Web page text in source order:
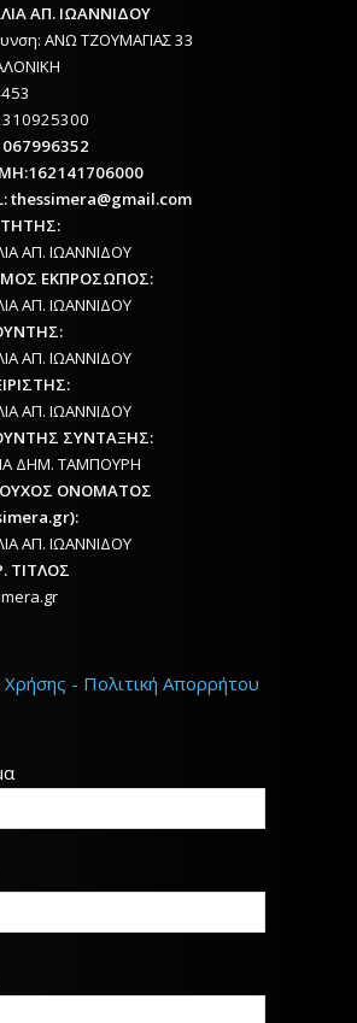
ΑΠ. ΙΩΑΝΝΙΔΟΥ
ΑΝΩ ΤΖΟΥΜΑΓΙΑΣ 33
thessimera@gmail.com
ΑΠ. ΙΩΑΝΝΙΔΟΥ
ΕΚΠΡΟΣΩΠΟΣ:
ΑΠ. ΙΩΑΝΝΙΔΟΥ
ΑΠ. ΙΩΑΝΝΙΔΟΥ
ΑΠ. ΙΩΑΝΝΙΔΟΥ
ΣΥΝΤΑΞΗΣ:
ΔΗΜ. ΤΑΜΠΟΥΡΗ
ΟΝΟΜΑΤΟΣ
ΑΠ. ΙΩΑΝΝΙΔΟΥ
ΤΙΤΛΟΣ
- Πολιτική Απορρήτου